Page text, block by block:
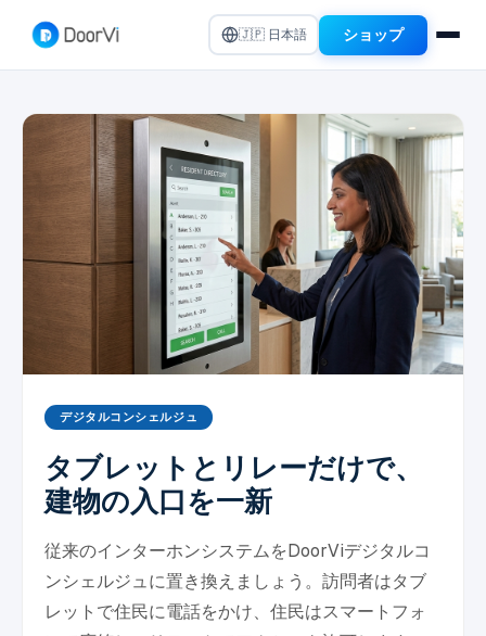
🇯🇵 日本語 ショップ
デジタルコンシェルジュ
タブレットとリレーだけで、
建物の入口を一新
従来のインターホンシステムをDoorViデジタルコ
ンシェルジュに置き換えましょう。訪問者はタブ
レットで住民に電話をかけ、住民はスマートフォ